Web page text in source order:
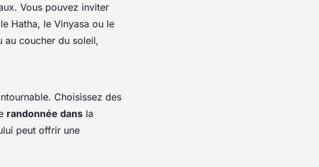
Vous pouvez inviter
Hatha, le Vinyasa ou le
au coucher du soleil,
Choisissez des
randonnée dans la
peut offrir une